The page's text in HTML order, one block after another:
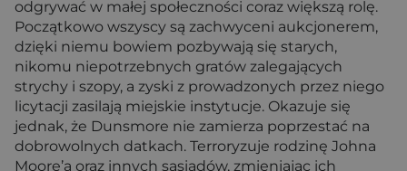
odgrywać w małej społeczności coraz większą rolę.
Początkowo wszyscy są zachwyceni aukcjonerem,
dzięki niemu bowiem pozbywają się starych,
nikomu niepotrzebnych gratów zalegających
strychy i szopy, a zyski z prowadzonych przez niego
licytacji zasilają miejskie instytucje. Okazuje się
jednak, że Dunsmore nie zamierza poprzestać na
dobrowolnych datkach. Terroryzuje rodzinę Johna
Moore’a oraz innych sąsiadów, zmieniając ich